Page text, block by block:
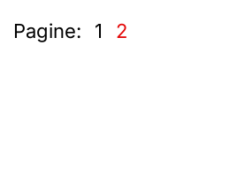
Pagine: 1 2